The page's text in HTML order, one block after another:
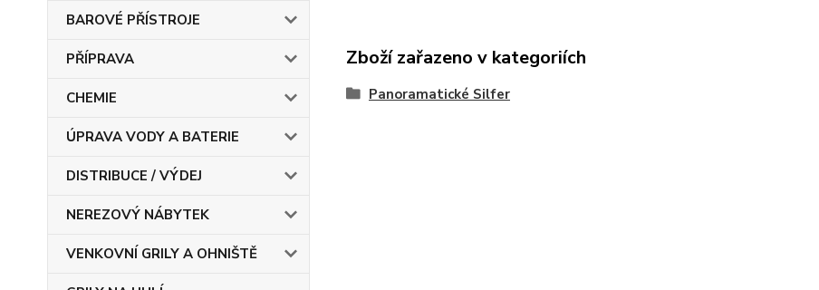
BAROVÉ PŘÍSTROJE
PŘÍPRAVA
CHEMIE
ÚPRAVA VODY A BATERIE
DISTRIBUCE / VÝDEJ
NEREZOVÝ NÁBYTEK
VENKOVNÍ GRILY A OHNIŠTĚ
Zboží zařazeno v kategoriích
Panoramatické Silfer